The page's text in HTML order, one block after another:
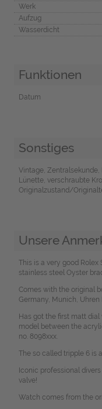
Werk
Aufzug
Wasserdicht
Funktionen
Datum
Sonstiges
Vintage, Zentralsekunde,
Lünette, verschraubte
Originalzustand/
Unsere
This is a very good Rolex
stainless steel Oyster
Comes with the original
Germany, Munich, Uhren
Has got the first matt
model between the
no. 8098xxx.
The so called tripple 6 is
Iconic professional
valve!
Watch comes from the